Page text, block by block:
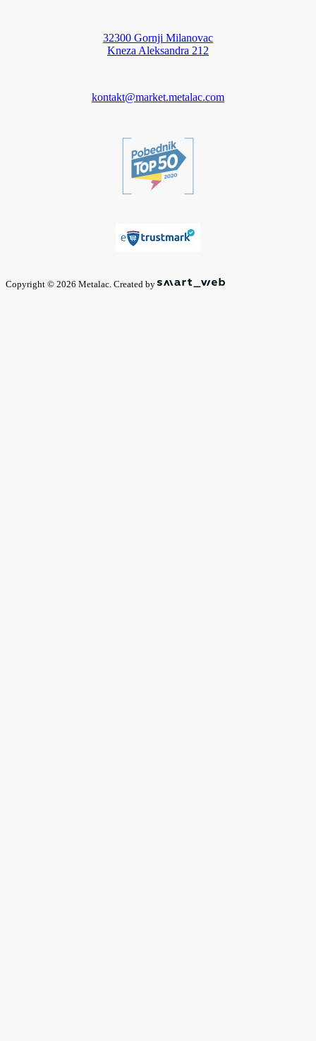
32300 Gornji Milanovac
Kneza Aleksandra 212
kontakt@market.metalac.com
Copyright © 2026 Metalac. Created by